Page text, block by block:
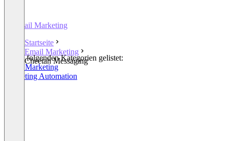
Email Marketing
Startseite
Email Marketing
Cheetah Messaging
In den folgenden Kategorien gelistet:
Email Marketing
Marketing Automation